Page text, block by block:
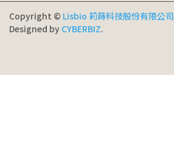
Copyright © Lisbio 莉蒔科技股份有限公司
Designed by CYBERBIZ.